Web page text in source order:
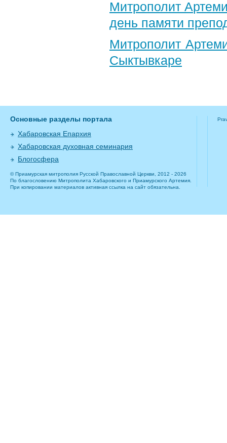
Митрополит
день памяти
Митрополит
Сыктывкаре
Основные разделы портала
Хабаровская Епархия
Хабаровская духовная семинария
Блогосфера
© Приамурская митрополия Русской Православной Церкви, 2012 - 2026
По благословению Митрополита Хабаровского и Приамурского Артемия.
При копировании материалов активная ссылка на сайт обязательна.